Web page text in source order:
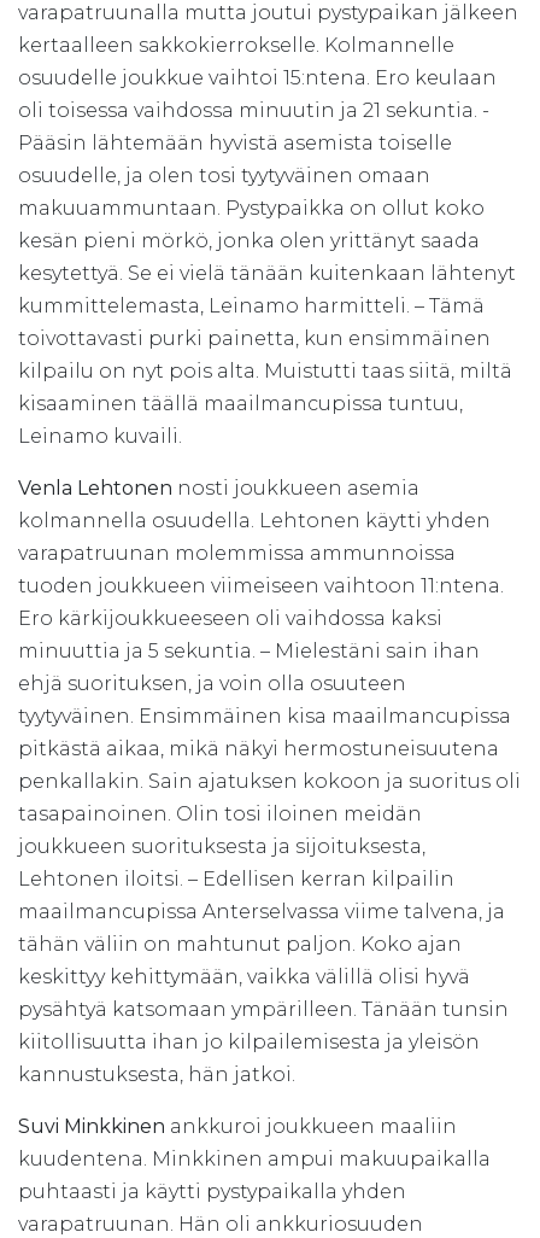
varapatruunalla mutta joutui pystypaikan jälkeen
kertaalleen sakkokierrokselle. Kolmannelle
osuudelle joukkue vaihtoi 15:ntena. Ero keulaan
oli toisessa vaihdossa minuutin ja 21 sekuntia. -
Pääsin lähtemään hyvistä asemista toiselle
osuudelle, ja olen tosi tyytyväinen omaan
makuuammuntaan. Pystypaikka on ollut koko
kesän pieni mörkö, jonka olen yrittänyt saada
kesytettyä. Se ei vielä tänään kuitenkaan lähtenyt
kummittelemasta, Leinamo harmitteli. – Tämä
toivottavasti purki painetta, kun ensimmäinen
kilpailu on nyt pois alta. Muistutti taas siitä, miltä
kisaaminen täällä maailmancupissa tuntuu,
Leinamo kuvaili.
Venla Lehtonen nosti joukkueen asemia
kolmannella osuudella. Lehtonen käytti yhden
varapatruunan molemmissa ammunnoissa
tuoden joukkueen viimeiseen vaihtoon 11:ntena.
Ero kärkijoukkueeseen oli vaihdossa kaksi
minuuttia ja 5 sekuntia. – Mielestäni sain ihan
ehjä suorituksen, ja voin olla osuuteen
tyytyväinen. Ensimmäinen kisa maailmancupissa
pitkästä aikaa, mikä näkyi hermostuneisuutena
penkallakin. Sain ajatuksen kokoon ja suoritus oli
tasapainoinen. Olin tosi iloinen meidän
joukkueen suorituksesta ja sijoituksesta,
Lehtonen iloitsi. – Edellisen kerran kilpailin
maailmancupissa Anterselvassa viime talvena, ja
tähän väliin on mahtunut paljon. Koko ajan
keskittyy kehittymään, vaikka välillä olisi hyvä
pysähtyä katsomaan ympärilleen. Tänään tunsin
kiitollisuutta ihan jo kilpailemisesta ja yleisön
kannustuksesta, hän jatkoi.
Suvi Minkkinen ankkuroi joukkueen maaliin
kuudentena. Minkkinen ampui makuupaikalla
puhtaasti ja käytti pystypaikalla yhden
varapatruunan. Hän oli ankkuriosuuden